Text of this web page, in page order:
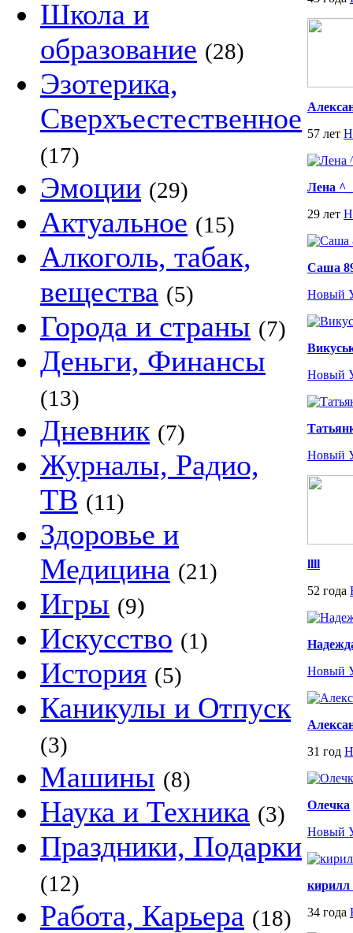
Школа и
образование (28)
Эзотерика,
Сверхъестественное
(17)
Эмоции (29)
Актуальное (15)
Алкоголь, табак,
вещества (5)
Города и страны (7)
Деньги, Финансы
(13)
Дневник (7)
Журналы, Радио,
ТВ (11)
Здоровье и
Медицина (21)
Игры (9)
Искусство (1)
История (5)
Каникулы и Отпуск
(3)
Машины (8)
Наука и Техника (3)
Праздники, Подарки
(12)
Работа, Карьера (18)
57 лет
Лена
29 лет
Саша
Новый
Новый
Новый
llll
52 года
Новый
31 год
Олечка
Новый
34 года